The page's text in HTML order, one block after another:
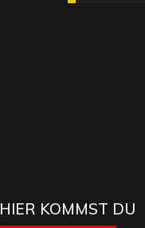
HIER KOMMST DU